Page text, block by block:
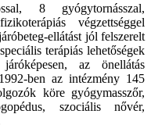
8 gyógytornásszal,
végzettséggel
ellátást jól felszerelt
terápiás lehetőségek
az önellátás
ben az intézmény 145
köre gyógymasszőr,
szociális nővér,